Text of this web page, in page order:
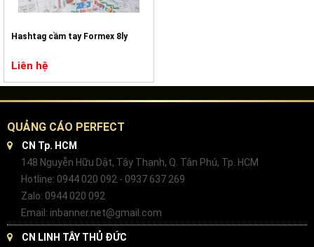
Hashtag cầm tay Formex 8ly
Liên hệ
QUẢNG CÁO PERFECT
CN Tp. HCM
148 Nguyễn Hữu Dật, Tây Thạnh, Q. Tân Phú, Tp. HCM
Hotline: 0944 020 092 - 0937 637 269
Zalo: 0944 020 092
Email: inbanner.net@gmail.com
CN LINH TÂY THỦ ĐỨC